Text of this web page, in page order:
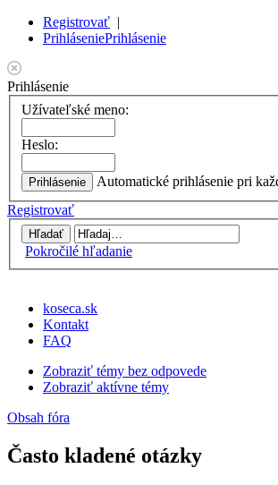
Registrovať |
PrihláseniePrihlásenie
Prihlásenie
Užívateľské meno:
Heslo:
Automatické prihlásenie pri
Registrovať
Pokročilé hľadanie
koseca.sk
Kontakt
FAQ
Zobraziť témy bez odpovede
Zobraziť aktívne témy
Obsah fóra
Často kladené otázky